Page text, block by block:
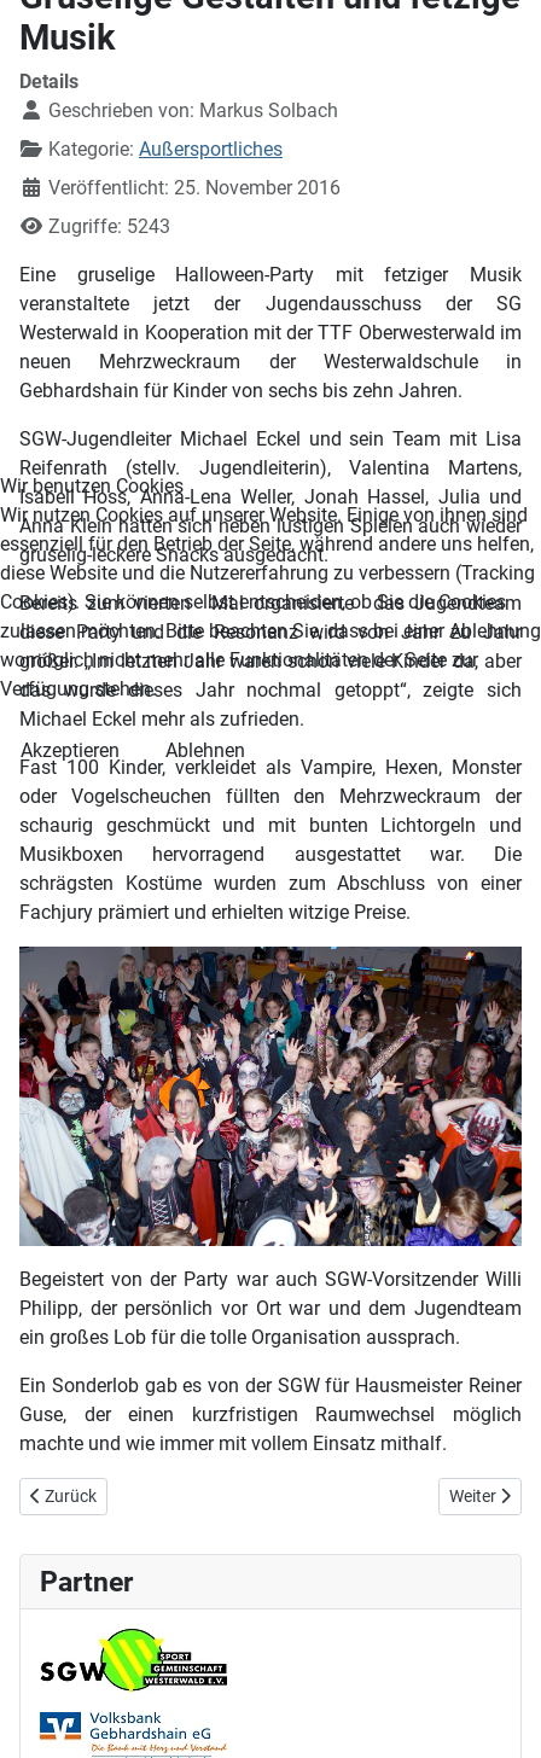
Musik
Details
Geschrieben von: Markus Solbach
Kategorie: Außersportliches
Veröffentlicht: 25. November 2016
Zugriffe: 5243
Eine gruselige Halloween-Party mit fetziger Musik
veranstaltete jetzt der Jugendausschuss der SG
Westerwald in Kooperation mit der TTF Oberwesterwald im
neuen Mehrzweckraum der Westerwaldschule in
Gebhardshain für Kinder von sechs bis zehn Jahren.
SGW-Jugendleiter Michael Eckel und sein Team mit Lisa
Reifenrath (stellv. Jugendleiterin), Valentina Martens,
Isabell Hoss, Anna-Lena Weller, Jonah Hassel, Julia und
Anna Klein hatten sich neben lustigen Spielen auch wieder
gruselig-leckere Snacks ausgedacht.
Bereits zum vierten Mal organisierte das Jugendteam
diese Party und die Resonanz wird von Jahr zu Jahr
größer. „Im letzten Jahr waren schon viele Kinder da, aber
das wurde dieses Jahr nochmal getoppt“, zeigte sich
Michael Eckel mehr als zufrieden.
Fast 100 Kinder, verkleidet als Vampire, Hexen, Monster
oder Vogelscheuchen füllten den Mehrzweckraum der
schaurig geschmückt und mit bunten Lichtorgeln und
Musikboxen hervorragend ausgestattet war. Die
schrägsten Kostüme wurden zum Abschluss von einer
Fachjury prämiert und erhielten witzige Preise.
Begeistert von der Party war auch SGW-Vorsitzender Willi
Philipp, der persönlich vor Ort war und dem Jugendteam
ein großes Lob für die tolle Organisation aussprach.
Ein Sonderlob gab es von der SGW für Hausmeister Reiner
Guse, der einen kurzfristigen Raumwechsel möglich
machte und wie immer mit vollem Einsatz mithalf.
Vorheriger Beitrag: Vereinsausflug nach Grenzau
Zurück Nächster
Weiter
Partner
Wir benutzen Cookies
Wir nutzen Cookies auf unserer Website. Einige von ihnen sind
essenziell für den Betrieb der Seite, während andere uns helfen,
diese Website und die Nutzererfahrung zu verbessern (Tracking
Cookies). Sie können selbst entscheiden, ob Sie die Cookies
zulassen möchten. Bitte beachten Sie, dass bei einer Ablehnung
womöglich nicht mehr alle Funktionalitäten der Seite zur
Verfügung stehen.
Akzeptieren Ablehnen